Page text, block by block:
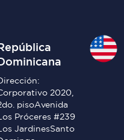
2020,
pisoAvenida
Próceres #239
JardinesSanto